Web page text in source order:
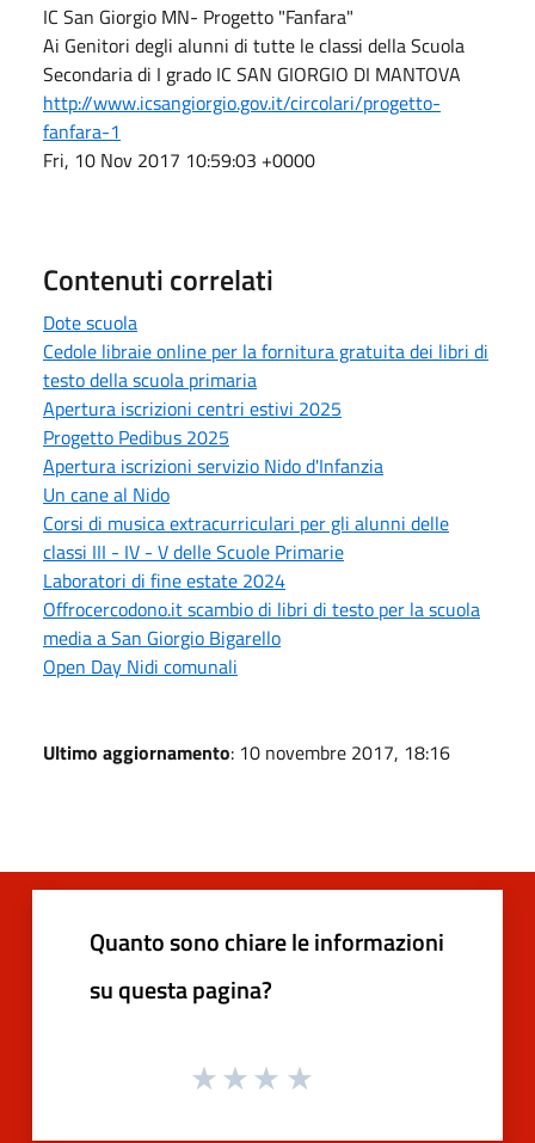
IC San Giorgio MN- Progetto "Fanfara"
Ai Genitori degli alunni di tutte le classi della Scuola
Secondaria di I grado IC SAN GIORGIO DI MANTOVA
http://www.icsangiorgio.gov.it/circolari/progetto-
fanfara-1
Fri, 10 Nov 2017 10:59:03 +0000
Contenuti correlati
Dote scuola
Cedole libraie online per la fornitura gratuita dei libri di
testo della scuola primaria
Apertura iscrizioni centri estivi 2025
Progetto Pedibus 2025
Apertura iscrizioni servizio Nido d'Infanzia
Un cane al Nido
Corsi di musica extracurriculari per gli alunni delle
classi III - IV - V delle Scuole Primarie
Laboratori di fine estate 2024
Offrocercodono.it scambio di libri di testo per la scuola
media a San Giorgio Bigarello
Open Day Nidi comunali
Ultimo aggiornamento: 10 novembre 2017, 18:16
Quanto sono chiare le informazioni
su questa pagina?